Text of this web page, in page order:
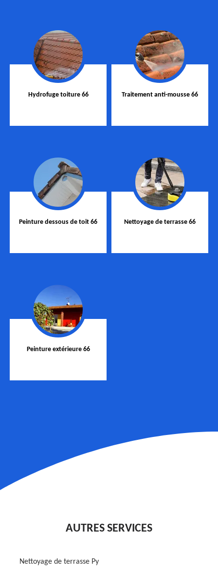
Hydrofuge toiture 66 Traitement anti-mousse 66
Peinture dessous de toit 66 Nettoyage de terrasse 66
Peinture extérieure 66
AUTRES SERVICES
Nettoyage de terrasse Py